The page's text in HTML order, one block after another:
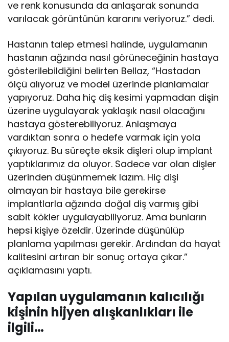
ve renk konusunda da anlaşarak sonunda
varılacak görüntünün kararını veriyoruz.” dedi.
Hastanın talep etmesi halinde, uygulamanın
hastanın ağzında nasıl görüneceğinin hastaya
gösterilebildiğini belirten Bellaz, “Hastadan
ölçü alıyoruz ve model üzerinde planlamalar
yapıyoruz. Daha hiç diş kesimi yapmadan dişin
üzerine uygulayarak yaklaşık nasıl olacağını
hastaya gösterebiliyoruz. Anlaşmaya
vardıktan sonra o hedefe varmak için yola
çıkıyoruz. Bu süreçte eksik dişleri olup implant
yaptıklarımız da oluyor. Sadece var olan dişler
üzerinden düşünmemek lazım. Hiç dişi
olmayan bir hastaya bile gerekirse
implantlarla ağzında doğal diş varmış gibi
sabit kökler uygulayabiliyoruz. Ama bunların
hepsi kişiye özeldir. Üzerinde düşünülüp
planlama yapılması gerekir. Ardından da hayat
kalitesini artıran bir sonuç ortaya çıkar.”
açıklamasını yaptı.
Yapılan uygulamanın kalıcılığı
kişinin hijyen alışkanlıkları ile
ilgili…